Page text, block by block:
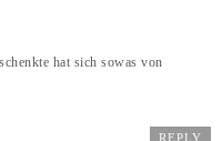
hat sich sowas von
REPLY